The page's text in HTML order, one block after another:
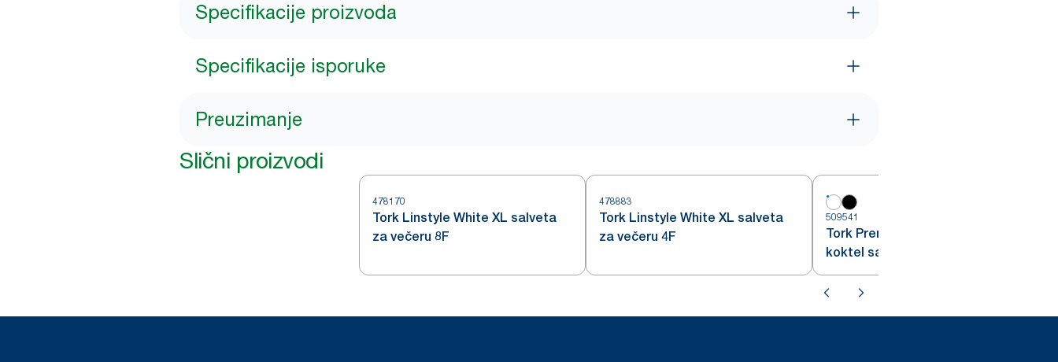
Specifikacije proizvoda
Specifikacije isporuke
Preuzimanje
Slični proizvodi
478170
Tork Linstyle White XL salveta
za večeru 8F
478883
Tork Linstyle White XL salveta
za večeru 4F
509541
Tork Premium Linstyle® White
koktel salveta